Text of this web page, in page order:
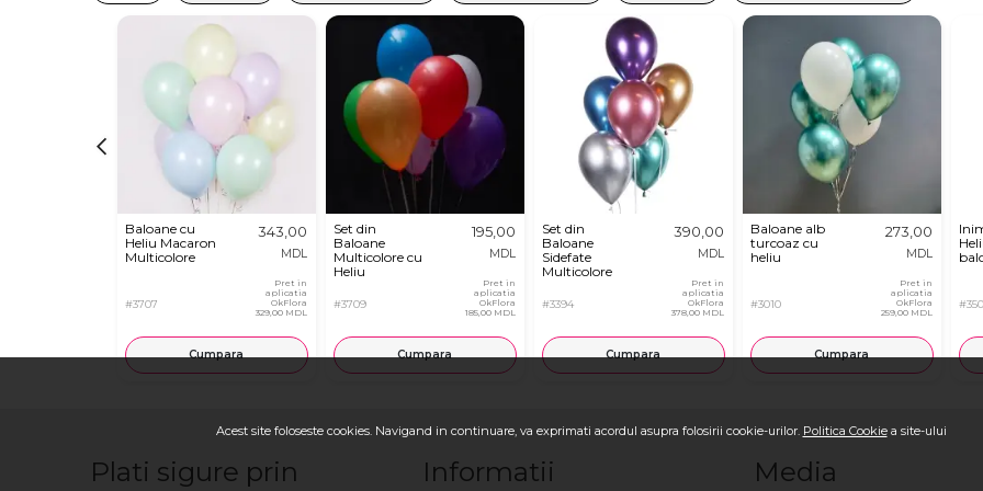
Acest site foloseste cookies. Navigand in continuare, va exprimati acordul asupra folosirii cookie-urilor. Politica Cookiea site-ului
Baloane cu
Heliu Macaron
Multicolore
#3707
343,00
MDL
Pret in
aplicatia
OkFlora
329,00 MDL
Cumpara
Set din
Baloane
Multicolore cu
Heliu
#3709
195,00
MDL
Pret in
aplicatia
OkFlora
185,00 MDL
Cumpara
Set din
Baloane
Sidefate
Multicolore
#3394
390,00
MDL
Pret in
aplicatia
OkFlora
378,00 MDL
Cumpara
Baloane alb
turcoaz cu
heliu
#3010
273,00
MDL
Pret in
aplicatia
OkFlora
259,00 MDL
Cumpara
Plati sigure prin Informatii Media